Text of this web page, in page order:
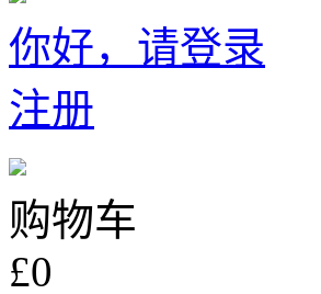
你好，请登录
注册
购物车
£0